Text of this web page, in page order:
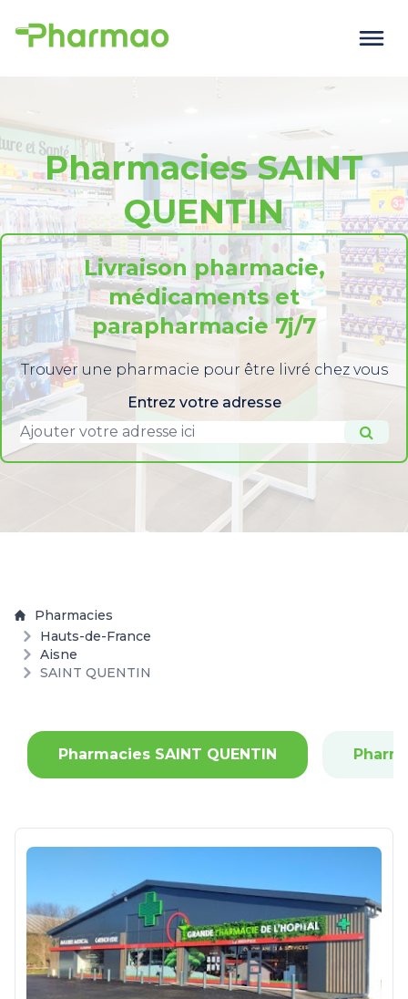
Pharmacies SAINT
QUENTIN
Livraison pharmacie,
médicaments et
parapharmacie 7j/7
Trouver une pharmacie pour être livré chez vous
Entrez votre adresse
Pharmacies
Hauts-de-France
Aisne
SAINT QUENTIN
Pharmacies SAINT QUENTIN